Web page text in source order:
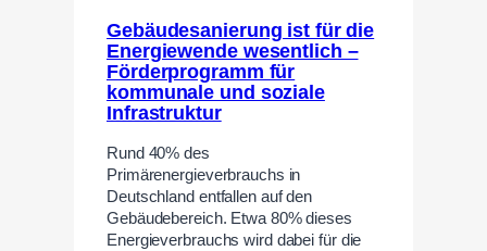
Gebäudesanierung ist für die
Energiewende wesentlich –
Förderprogramm für
kommunale und soziale
Infrastruktur
Rund 40% des
Primärenergieverbrauchs in
Deutschland entfallen auf den
Gebäudebereich. Etwa 80% dieses
Energieverbrauchs wird dabei für die